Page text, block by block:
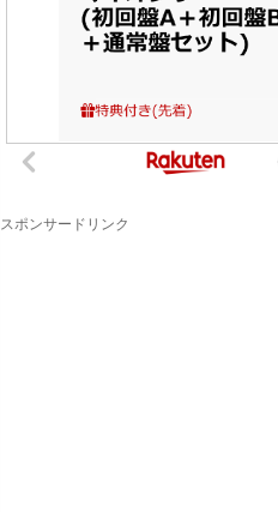
スポンサードリンク